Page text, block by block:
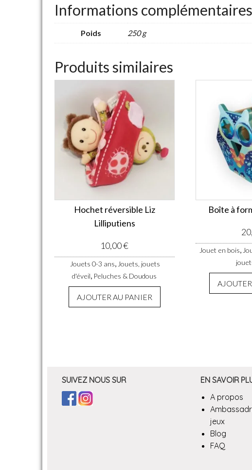
Informations complémentaires
Poids 250 g
Produits similaires
Hochet réversible Liz
Lilliputiens
10,00€
Jouets 0-3 ans Jouets, jouets
d'éveil Peluches & Doudous
AJOUTER AU PANIER
Boîte à
Jouet en bois
SUIVEZ NOUS SUR
EN SAVOIR
A propos
jeux
Blog
FAQ